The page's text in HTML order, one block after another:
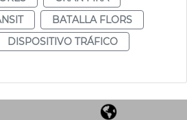
BATALLA FLORS
DISPOSITIVO TRÁFICO